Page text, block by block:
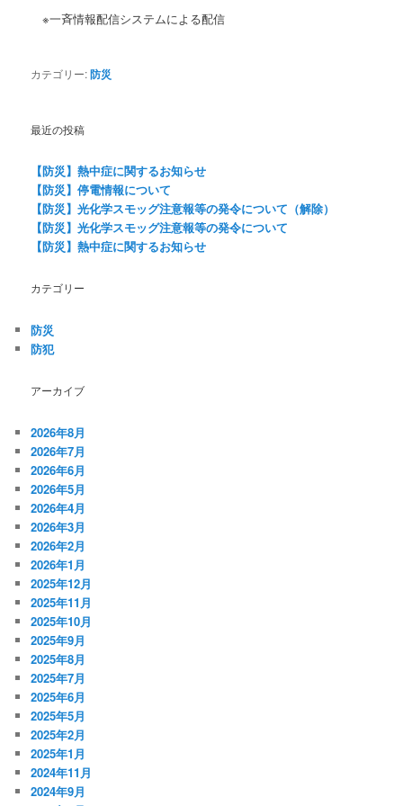
※一斉情報配信システムによる配信
カテゴリー:防災
最近の投稿
【防災】熱中症に関するお知らせ
【防災】停電情報について
【防災】光化学スモッグ注意報等の発令について（解除）
【防災】光化学スモッグ注意報等の発令について
【防災】熱中症に関するお知らせ
カテゴリー
防災
防犯
アーカイブ
2026年8月
2026年7月
2026年6月
2026年5月
2026年4月
2026年3月
2026年2月
2026年1月
2025年12月
2025年11月
2025年10月
2025年9月
2025年8月
2025年7月
2025年6月
2025年5月
2025年2月
2025年1月
2024年11月
2024年9月